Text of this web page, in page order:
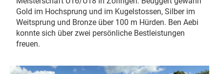
Gold im Hochsprung und im Kugelstossen, Silber im
Weitsprung und Bronze über 100 m Hürden. Ben Aebi
konnte sich über zwei persönliche Bestleistungen
freuen.